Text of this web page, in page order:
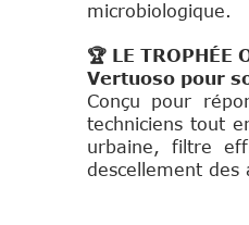
microbiologique.
🏆 LE TROPHÉE
Vertuoso pour
Conçu pour
techniciens tout
urbaine, filtre
descellement des